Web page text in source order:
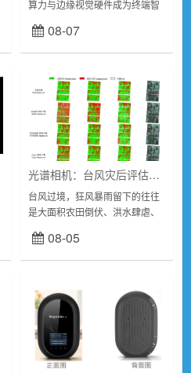
算力与边缘视觉硬件成为终端智
景，降低客户选型门槛。启扬基
于瑞芯微RV1126B平台推出IAC-
08-07
光谱相机：台风灾后评估与应急响应的“科技鹰眼”
台风过境，狂风暴雨留下的往往
是大面积农田倒伏、洪水肆虐、
后评估主要依赖人工实地勘察与
卫星遥感——人工勘察效率低、
08-05